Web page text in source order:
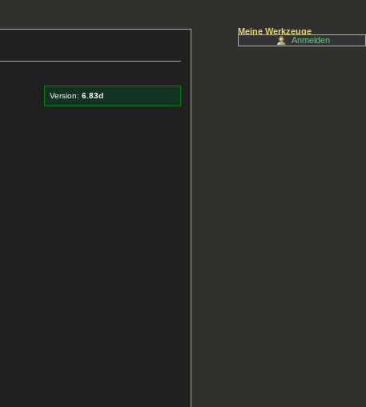
Version:6.83d
Meine Werkzeuge
Anmelden